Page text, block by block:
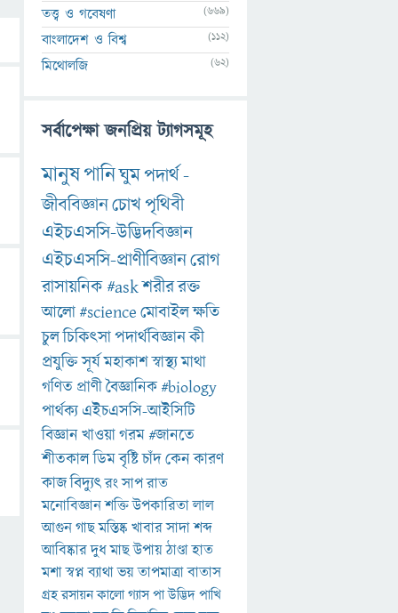
তত্ত্ব ও গবেষণা (669)
বাংলাদেশ ও বিশ্ব (112)
মিথোলজি (62)
সর্বাপেক্ষা জনপ্রিয় ট্যাগসমূহ
মানুষপানিঘুমপদার্থ-
জীববিজ্ঞানচোখপৃথিবী
এইচএসসি-উদ্ভিদবিজ্ঞান
এইচএসসি-প্রাণীবিজ্ঞানরোগ
রাসায়নিক#askশরীররক্ত
আলো#scienceমোবাইলক্ষতি
চুলচিকিৎসাপদার্থবিজ্ঞানকী
প্রযুক্তিসূর্যমহাকাশস্বাস্থ্যমাথা
গণিত প্রাণীবৈজ্ঞানিক#biology
পার্থক্য এইচএসসি-আইসিটি
বিজ্ঞানখাওয়াগরম#জানতে
শীতকালডিমবৃষ্টিচাঁদকেনকারণ
কাজবিদ্যুৎরংসাপরাত
মনোবিজ্ঞানশক্তিউপকারিতালাল
আগুনগাছমস্তিষ্কখাবারসাদাশব্দ
আবিষ্কারদুধমাছউপায়ঠাণ্ডাহাত
মশাস্বপ্নব্যাথাভয়তাপমাত্রাবাতাস
গ্রহরসায়নকালোগ্যাসপাউদ্ভিদপাখি